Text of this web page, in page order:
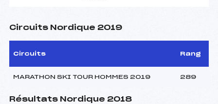
Circuits Nordique 2019
Circuits Rang
MARATHON SKI TOUR HOMMES 2019 289
Résultats Nordique 2018